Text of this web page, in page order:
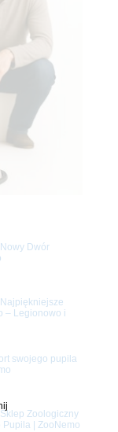
Dwór
– Legionowo i
swojego pupila
Zoologiczny
Pupila | ZooNemo